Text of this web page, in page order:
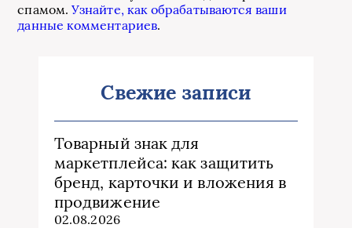
спамом.Узнайте, как обрабатываются ваши
данные комментариев.
Свежие записи
Товарный знак для
маркетплейса: как защитить
бренд, карточки и вложения в
продвижение
02.08.2026